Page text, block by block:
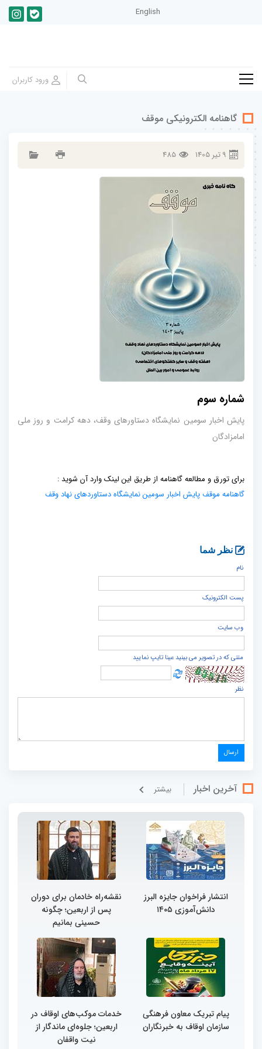
English
گاهنامه الکترونیکی موقف
9تير 1405
485
شماره سوم
پایش اخبار سومین نمایشگاه دستاورهای وقف، دهه کرامت و روز ملی
امامزادگان
برای تورق و مطالعه گاهنامه از طریق این لینک وارد آن شوید :
گاهنامه موقف پایش اخبار سومین نمایشگاه دستاوردهای نهاد وقف
نظر شما
نام
پست الكترونيک
وب سایت
متنی که در تصویر می بینید عینا تایپ نمایید
نظر
آخرین اخبار بيشتر
انتشار فراخوان جایزه البرز
دانش‌آموزی ۱۴۰۵
نقشه‌راه خادمان برای دوران
پس از اربعین؛ چگونه
حسینی بمانیم
پیام تبریک معاون فرهنگی
سازمان اوقاف به خبرنگاران
خدمات موکب‌های اوقاف در
اربعین؛ جلوه‌ای ماندگار از
نیت واقفان